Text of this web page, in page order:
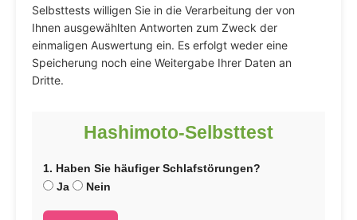
Selbsttests willigen Sie in die Verarbeitung der von
Ihnen ausgewählten Antworten zum Zweck der
einmaligen Auswertung ein. Es erfolgt weder eine
Speicherung noch eine Weitergabe Ihrer Daten an
Dritte.
Hashimoto-Selbsttest
1. Haben Sie häufiger Schlafstörungen?
Ja
Nein